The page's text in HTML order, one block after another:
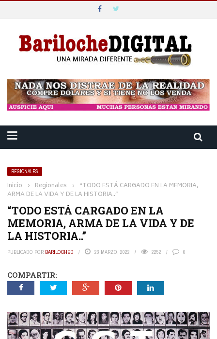
REGIONALES
Inicio › Regionales › “TODO ESTÁ CARGADO EN LA MEMORIA,
ARMA DE LA VIDA Y DE LA HISTORIA..”
“TODO ESTÁ CARGADO EN LA
MEMORIA, ARMA DE LA VIDA Y DE
LA HISTORIA..”
PUBLICADO POR BARILOCHED 23 MARZO, 2022 2252 0
COMPARTIR: